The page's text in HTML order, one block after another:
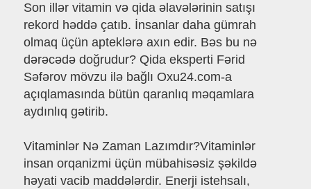
Son illər vitamin və qida əlavələrinin satışı
rekord həddə çatıb. İnsanlar daha gümrah
olmaq üçün apteklərə axın edir. Bəs bu nə
dərəcədə doğrudur? Qida eksperti Fərid
Səfərov mövzu ilə bağlı Oxu24.com-a
açıqlamasında bütün qaranlıq məqamlara
aydınlıq gətirib.
Vitaminlər Nə Zaman Lazımdır?Vitaminlər
insan orqanizmi üçün mübahisəsiz şəkildə
həyati vacib maddələrdir. Enerji istehsalı,